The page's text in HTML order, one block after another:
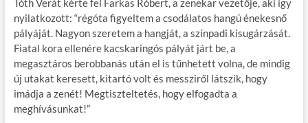
Tóth Verát kérte fel Farkas Róbert, a zenekar vezetője, aki így
nyilatkozott: “régóta figyeltem a csodálatos hangú énekesnő
pályáját. Nagyon szeretem a hangját, a színpadi kisugárzását.
Fiatal kora ellenére kacskaringós pályát járt be, a
megasztáros berobbanás után el is tűnhetett volna, de mindig
új utakat keresett, kitartó volt és messziről látszik, hogy
imádja a zenét! Megtiszteltetés, hogy elfogadta a
meghívásunkat!”